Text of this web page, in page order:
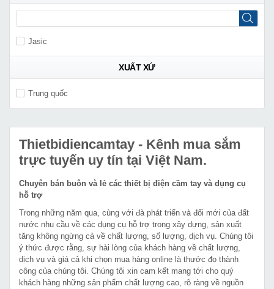
Jasic
XUẤT XỨ
Trung quốc
Thietbidiencamtay - Kênh mua sắm
trực tuyến uy tín tại Việt Nam.
Chuyên bán buôn và lẻ các thiết bị điện cầm tay và dụng cụ
hỗ trợ
Trong những năm qua, cùng với đà phát triển và đổi mới của đất
nước nhu cầu về các dụng cụ hỗ trợ trong xây dựng, sản xuất
tăng không ngừng cả về chất lượng, số lượng, dịch vụ. Chúng tôi
ý thức được rằng, sự hài lòng của khách hàng về chất lượng,
dịch vụ và giá cả khi chọn mua hàng online là thước đo thành
công của chúng tôi. Chúng tôi xin cam kết mang tới cho quý
khách hàng những sản phẩm chất lượng cao, rõ ràng về nguồn